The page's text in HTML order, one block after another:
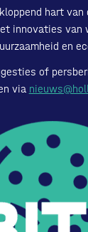
hart van
innovaties van
en
of
via